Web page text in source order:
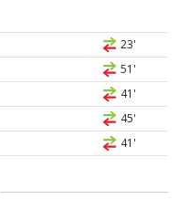
23'
51'
41'
45'
41'